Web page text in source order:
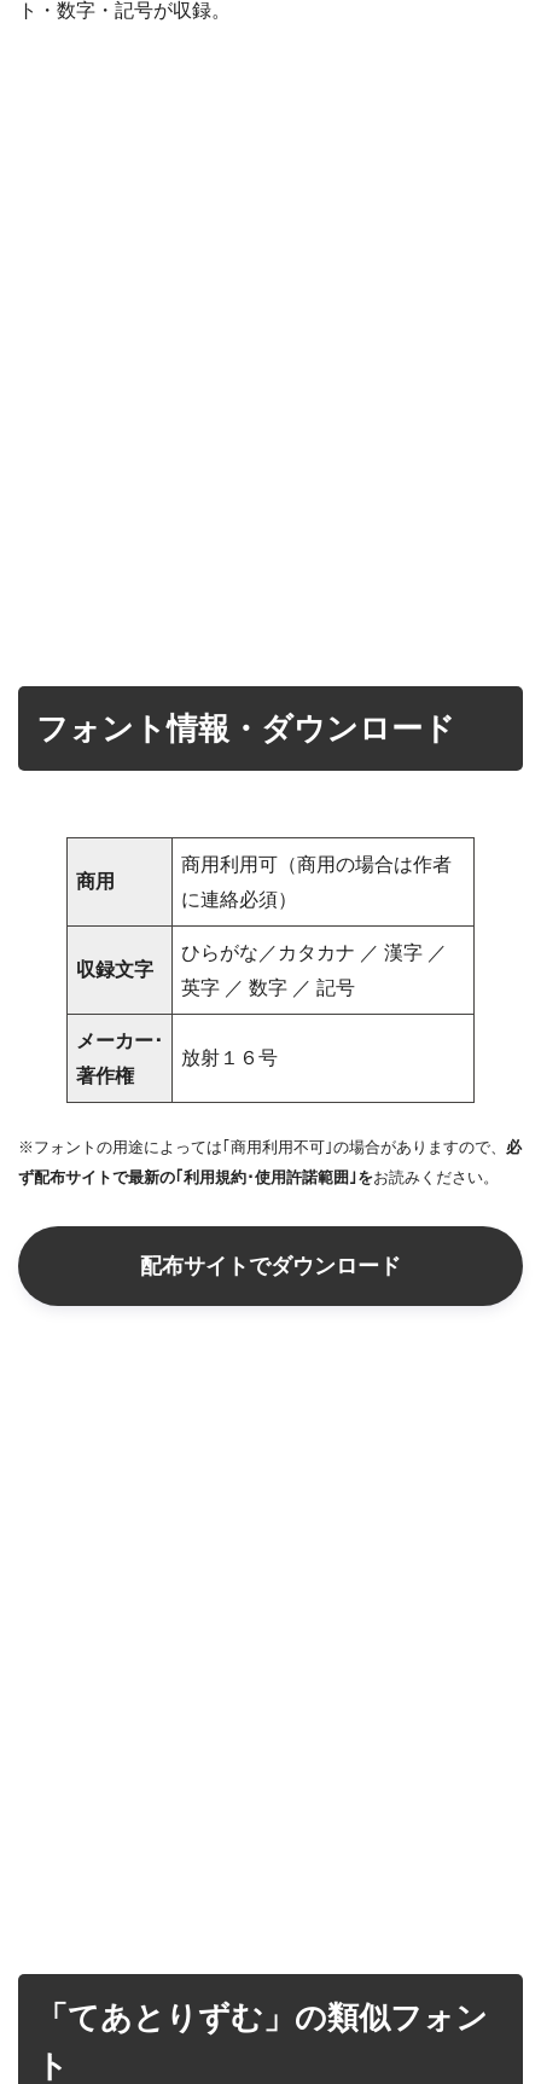
ト・数字・記号が収録。
フォント情報・ダウンロード
商用
商用利用可（商用の場合は作者
に連絡必須）
収録文字
ひらがな／カタカナ ／ 漢字 ／
英字 ／ 数字 ／ 記号
メーカー･
著作権
放射１６号
※フォントの用途によっては｢商用利用不可｣の場合がありますので、 必
ず配布サイトで最新の｢利用規約･使用許諾範囲｣をお読みください。
配布サイトでダウンロード
「てあとりずむ」の類似フォン
ト